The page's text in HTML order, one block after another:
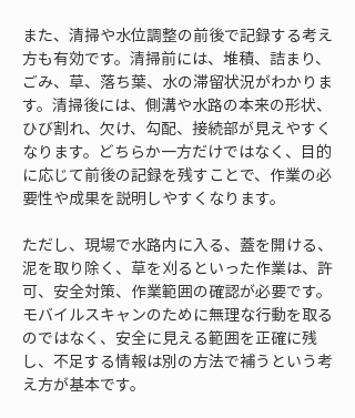
また、清掃や水位調整の前後で記録する考え
方も有効です。清掃前には、堆積、詰まり、
ごみ、草、落ち葉、水の滞留状況がわかりま
す。清掃後には、側溝や水路の本来の形状、
ひび割れ、欠け、勾配、接続部が見えやすく
なります。どちらか一方だけではなく、目的
に応じて前後の記録を残すことで、作業の必
要性や成果を説明しやすくなります。
ただし、現場で水路内に入る、蓋を開ける、
泥を取り除く、草を刈るといった作業は、許
可、安全対策、作業範囲の確認が必要です。
モバイルスキャンのために無理な行動を取る
のではなく、安全に見える範囲を正確に残
し、不足する情報は別の方法で補うという考
え方が基本です。